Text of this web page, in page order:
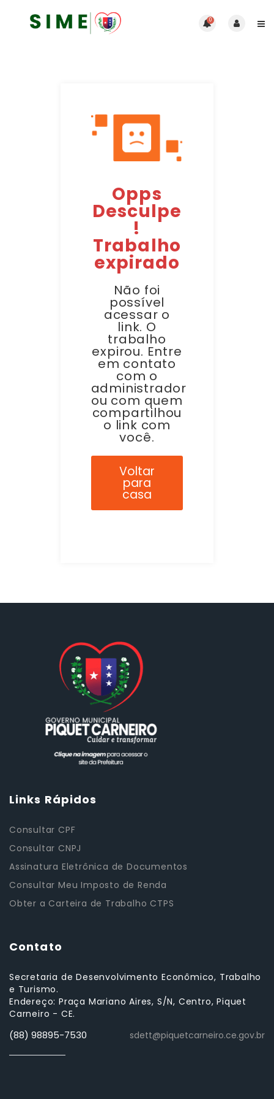
0
Opps
Desculpe
!
Trabalho
expirado
Não foi
possível
acessar o
link. O
trabalho
expirou. Entre
em contato
com o
administrador
ou com quem
compartilhou
o link com
você.
Voltar
para
casa
Links Rápidos
Consultar CPF
Consultar CNPJ
Assinatura Eletrônica de Documentos
Consultar Meu Imposto de Renda
Obter a Carteira de Trabalho CTPS
Contato
Secretaria de Desenvolvimento Econômico, Trabalho
e Turismo.
Endereço: Praça Mariano Aires, S/N, Centro, Piquet
Carneiro - CE.
(88) 98895-7530 sdett@piquetcarneiro.ce.gov.br